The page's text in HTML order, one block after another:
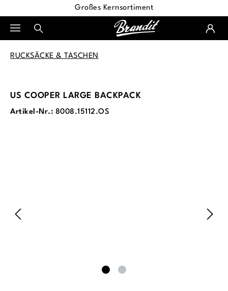
Großes Kernsortiment
RUCKSÄCKE & TASCHEN
US COOPER LARGE BACKPACK
Artikel-Nr.: 8008.15112.OS